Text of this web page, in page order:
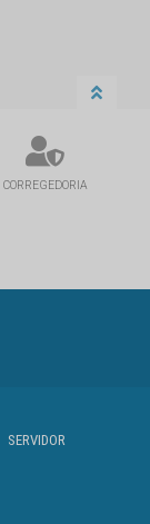
CORREGEDORIA
SERVIDOR